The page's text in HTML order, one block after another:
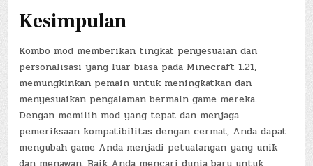
Kesimpulan
Kombo mod memberikan tingkat penyesuaian dan
personalisasi yang luar biasa pada Minecraft 1.21,
memungkinkan pemain untuk meningkatkan dan
menyesuaikan pengalaman bermain game mereka.
Dengan memilih mod yang tepat dan menjaga
pemeriksaan kompatibilitas dengan cermat, Anda dapat
mengubah game Anda menjadi petualangan yang unik